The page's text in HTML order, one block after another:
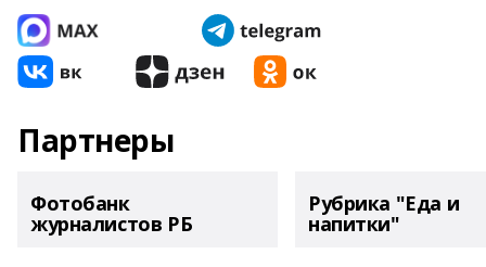
Партнеры
Фотобанк
журналистов РБ
Рубрика "Еда и
напитки"